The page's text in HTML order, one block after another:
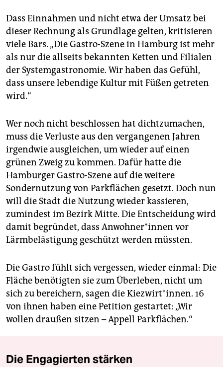
Dass Einnahmen und nicht etwa der Umsatz bei
dieser Rechnung als Grundlage gelten, kritisieren
viele Bars. „Die Gastro-Szene in Hamburg ist mehr
als nur die allseits bekannten Ketten und Filialen
der Systemgastronomie. Wir haben das Gefühl,
dass unsere lebendige Kultur mit Füßen getreten
wird.“
Wer noch nicht beschlossen hat dichtzumachen,
muss die Verluste aus den vergangenen Jahren
irgendwie ausgleichen, um wieder auf einen
grünen Zweig zu kommen. Dafür hatte die
Hamburger Gastro-Szene auf die weitere
Sondernutzung von Parkflächen gesetzt. Doch nun
will die Stadt die Nutzung wieder kassieren,
zumindest im Bezirk Mitte. Die Entscheidung wird
damit begründet, dass An­woh­ne­r*in­nen vor
Lärmbelästigung geschützt werden müssten.
Die Gastro fühlt sich vergessen, wieder einmal: Die
Fläche benötigten sie zum Überleben, nicht um
sich zu bereichern, sagen die Kiezwirt*innen. 16
von ihnen haben eine Petition gestartet: „Wir
wollen draußen sitzen – Appell Parkflächen.“
Die Engagierten stärken